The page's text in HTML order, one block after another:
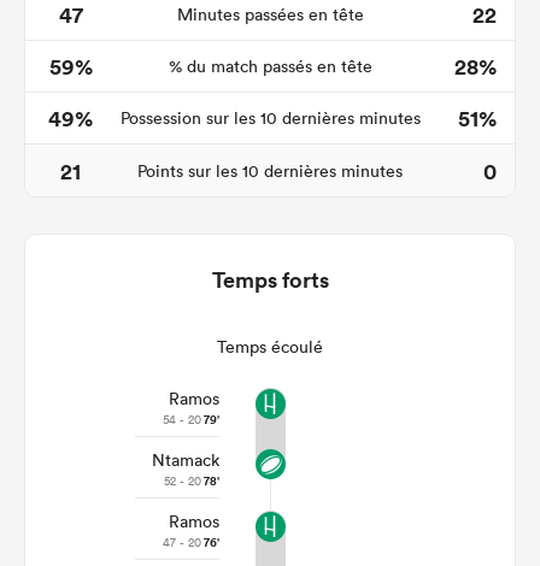
47
Minutes passées en tête
22
59%
% du match passés en tête
28%
49%
Possession sur les 10 dernières minutes
51%
21
Points sur les 10 dernières minutes 0
Temps forts
Temps écoulé
Ramos
54 - 2079'
Ntamack
52 - 2078'
Ramos
47 - 2076'